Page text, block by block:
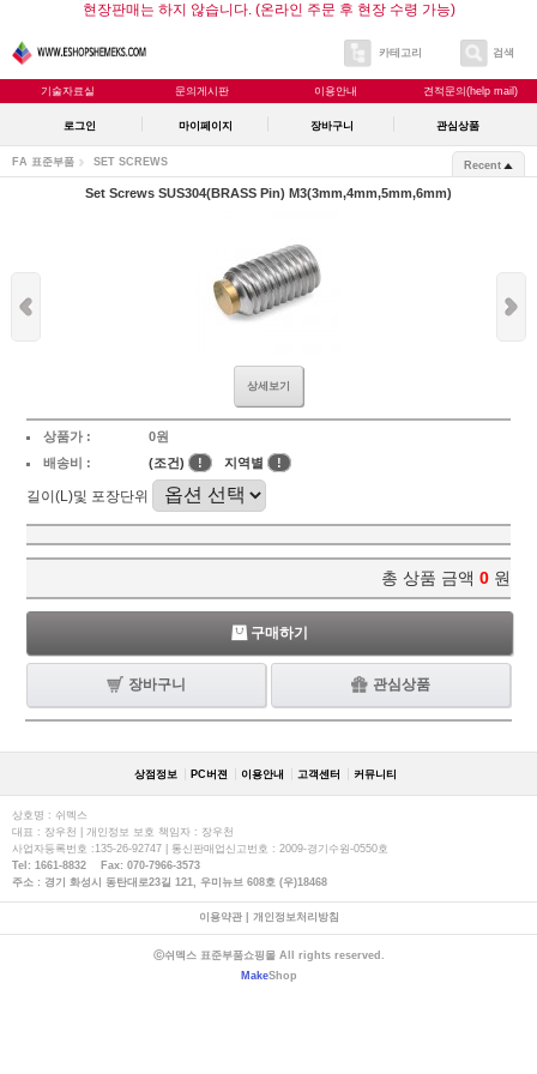
현장판매는 하지 않습니다. (온라인 주문 후 현장 수령 가능)
카테고리 검색
기술자료실 문의게시판 이용안내 견적문의(help mail)
로그인 마이페이지 장바구니 관심상품
FA 표준부품 SET SCREWS Recent
Set Screws SUS304(BRASS Pin) M3(3mm,4mm,5mm,6mm)
상세보기
상품가 :
0원
배송비 :
(조건) ! 지역별 !
길이(L)및 포장단위
총 상품 금액 0 원
구매하기
장바구니 관심상품
상점정보 PC버젼 이용안내 고객센터 커뮤니티
상호명 : 쉬멕스
대표 : 장우천 | 개인정보 보호 책임자 : 장우천
사업자등록번호 :135-26-92747 | 통신판매업신고번호 : 2009-경기수원-0550호
Tel: 1661-8832 Fax: 070-7966-3573
주소 : 경기 화성시 동탄대로23길 121, 우미뉴브 608호 (우)18468
이용약관| 개인정보처리방침
ⓒ쉬멕스 표준부품쇼핑몰 All rights reserved.
MakeShop